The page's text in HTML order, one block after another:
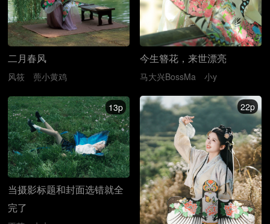
今生簪花，来世漂亮
马大兴BossMa 小y
二月春风
风筱 蔸小黄鸡
22p
13p
当摄影标题和封面选错就全
完了